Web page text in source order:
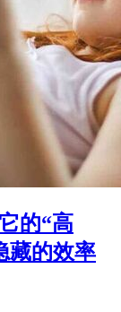
的“高
藏的效率